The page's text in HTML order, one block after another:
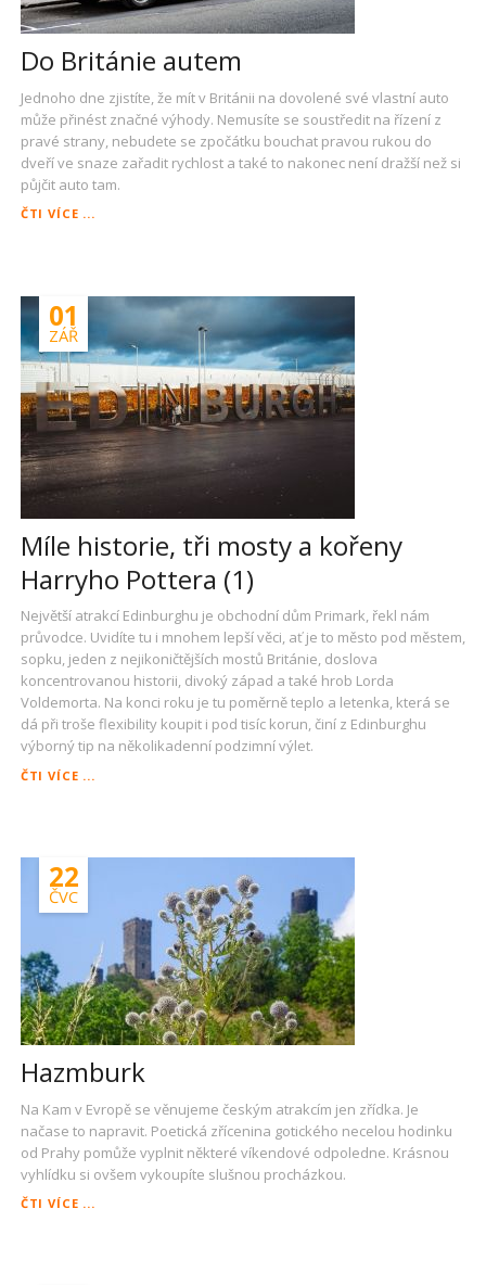
Do Británie autem
Jednoho dne zjistíte, že mít v Británii na dovolené své vlastní auto
může přinést značné výhody. Nemusíte se soustředit na řízení z
pravé strany, nebudete se zpočátku bouchat pravou rukou do
dveří ve snaze zařadit rychlost a také to nakonec není dražší než si
půjčit auto tam.
ČTI VÍCE ...
01
ZÁŘ
Míle historie, tři mosty a kořeny
Harryho Pottera (1)
Největší atrakcí Edinburghu je obchodní dům Primark, řekl nám
průvodce. Uvidíte tu i mnohem lepší věci, ať je to město pod městem,
sopku, jeden z nejikoničtějších mostů Británie, doslova
koncentrovanou historii, divoký západ a také hrob Lorda
Voldemorta. Na konci roku je tu poměrně teplo a letenka, která se
dá při troše flexibility koupit i pod tisíc korun, činí z Edinburghu
výborný tip na několikadenní podzimní výlet.
ČTI VÍCE ...
POTTERA
22
ČVC
Hazmburk
Na Kam v Evropě se věnujeme českým atrakcím jen zřídka. Je
načase to napravit. Poetická zřícenina gotického necelou hodinku
od Prahy pomůže vyplnit některé víkendové odpoledne. Krásnou
vyhlídku si ovšem vykoupíte slušnou procházkou.
ČTI VÍCE ...